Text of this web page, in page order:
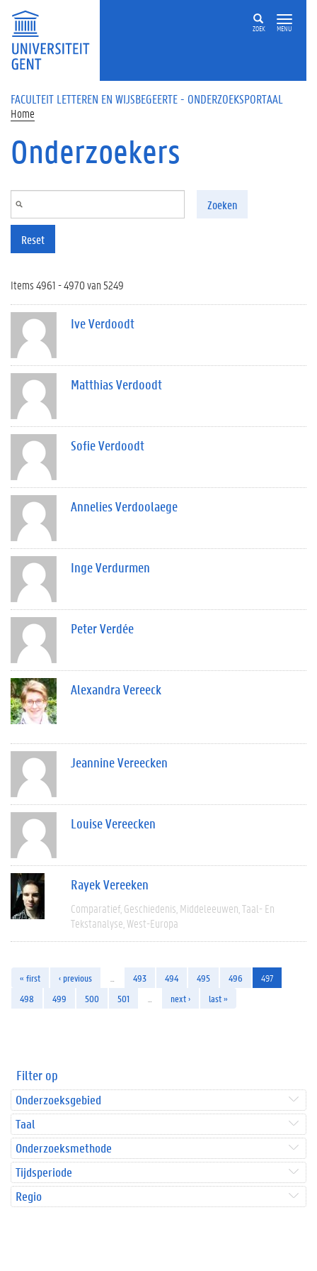
Overslaan en naar de inhoud gaan
ZOEK MENU
FACULTEIT LETTEREN EN WIJSBEGEERTE - ONDERZOEKSPORTAAL
Home
Onderzoekers
Zoeken
Reset
Items 4961 - 4970 van 5249
Ive Verdoodt
Matthias Verdoodt
Sofie Verdoodt
Annelies Verdoolaege
Inge Verdurmen
Peter Verdée
Alexandra Vereeck
Jeannine Vereecken
Louise Vereecken
Rayek Vereeken
Comparatief Geschiedenis Middeleeuwen Taal- En
Tekstanalyse West-Europa
« first ‹ previous 493 494 495 496
497
498
499 500 501 next › last »
Filter op
Onderzoeksgebied
Taal
Onderzoeksmethode
Tijdsperiode
Regio